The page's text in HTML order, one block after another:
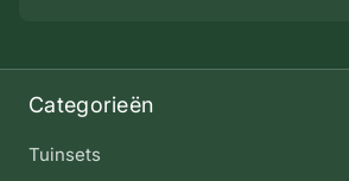
Categorieën
Tuinsets